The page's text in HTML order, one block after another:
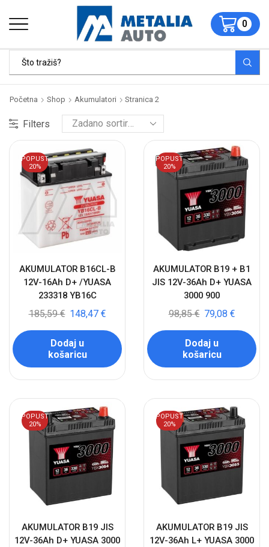
0
Početna Shop Akumulatori Stranica 2
Filters
POPUST
20%
AKUMULATOR B16CL-B
12V-16Ah D+ /YUASA
233318 YB16C
185,59€ 148,47 €
Dodaj u
košaricu
POPUST
20%
AKUMULATOR B19 + B1
JIS 12V-36Ah D+ YUASA
3000 900
98,85€ 79,08 €
Dodaj u
košaricu
POPUST
20%
AKUMULATOR B19 JIS
12V-36Ah D+ YUASA 3000
POPUST
20%
AKUMULATOR B19 JIS
12V-36Ah L+ YUASA 3000